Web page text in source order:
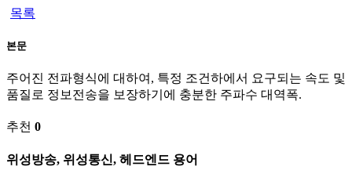
목록
본문
주어진 전파형식에 대하여, 특정 조건하에서 요구되는 속도 및
품질로 정보전송을 보장하기에 충분한 주파수 대역폭.
추천 0
위성방송, 위성통신, 헤드엔드 용어